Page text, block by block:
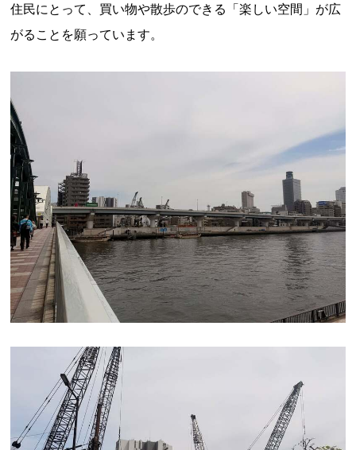
住民にとって、買い物や散歩のできる「楽しい空間」が広
がることを願っています。